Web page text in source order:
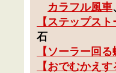
カラフル風車
【 ステップスト
石
【ソーラー回
【おでむかえす